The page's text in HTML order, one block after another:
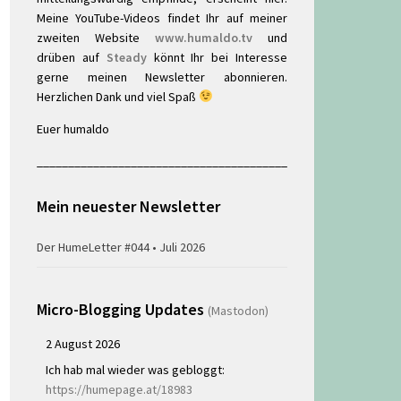
Meine YouTube-Videos findet Ihr auf meiner
zweiten Website www.humaldo.tv und
drüben auf Steadykönnt Ihr bei Interesse
gerne meinen Newsletter abonnieren.
Herzlichen Dank und viel Spaß
Euer humaldo
Mein neuester Newsletter
Der HumeLetter #044 • Juli 2026
Micro-Blogging Updates (Mastodon)
2 August 2026
Ich hab mal wieder was gebloggt:
https://humepage.at/18983